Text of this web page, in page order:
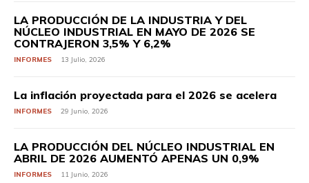
LA PRODUCCIÓN DE LA INDUSTRIA Y DEL
NÚCLEO INDUSTRIAL EN MAYO DE 2026 SE
CONTRAJERON 3,5% Y 6,2%
INFORMES 13 Julio, 2026
La inflación proyectada para el 2026 se acelera
INFORMES 29 Junio, 2026
LA PRODUCCIÓN DEL NÚCLEO INDUSTRIAL EN
ABRIL DE 2026 AUMENTÓ APENAS UN 0,9%
INFORMES 11 Junio, 2026